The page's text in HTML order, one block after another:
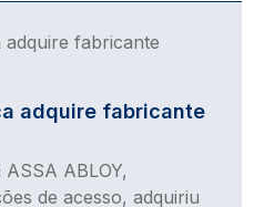
adquire fabricante
ABLOY,
de acesso, adquiriu